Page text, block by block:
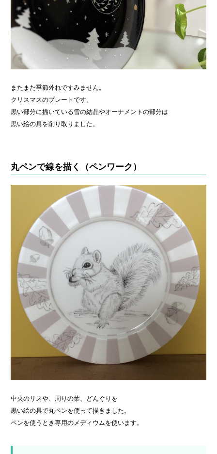
またまた季節外れですみません。
クリスマスのプレートです。
黒い部分に描いている雪の結晶やオーナメントの部分は
黒い絵の具を削り取りました。
丸ペンで線を描く（ペンワーク）
中央のリスや、周りの葉、どんぐりを
黒い絵の具で丸ペンを使って描きました。
ペンを使うとき専用のメディウムを使います。